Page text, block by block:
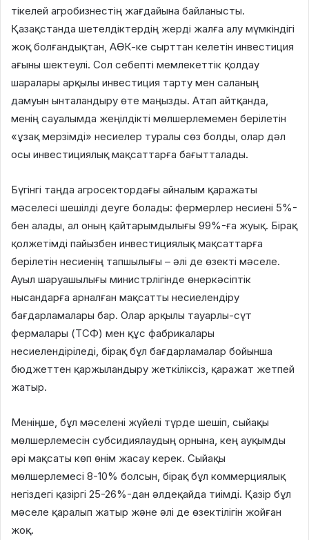
тікелей агробизнестің жағдайына байланысты.
Қазақстанда шетелдіктердің жерді жалға алу мүмкіндігі
жоқ болғандықтан, АӨК-ке сырттан келетін инвестиция
ағыны шектеулі. Сол себепті мемлекеттік қолдау
шаралары арқылы инвестиция тарту мен саланың
дамуын ынталандыру өте маңызды. Атап айтқанда,
менің сауалымда жеңілдікті мөлшерлемемен берілетін
«ұзақ мерзімді» несиелер туралы сөз болды, олар дәл
осы инвестициялық мақсаттарға бағытталады.
Бүгінгі таңда агросектордағы айналым қаражаты
мәселесі шешілді деуге болады: фермерлер несиені 5%-
бен алады, ал оның қайтарымдылығы 99%-ға жуық. Бірақ
қолжетімді пайызбен инвестициялық мақсаттарға
берілетін несиенің тапшылығы – әлі де өзекті мәселе.
Ауыл шаруашылығы министрлігінде өнеркәсіптік
нысандарға арналған мақсатты несиелендіру
бағдарламалары бар. Олар арқылы тауарлы-сүт
фермалары (ТСФ) мен құс фабрикалары
несиелендіріледі, бірақ бұл бағдарламалар бойынша
бюджеттен қаржыландыру жеткіліксіз, қаражат жетпей
жатыр.
Меніңше, бұл мәселені жүйелі түрде шешіп, сыйақы
мөлшерлемесін субсидиялаудың орнына, кең ауқымды
әрі мақсаты көп өнім жасау керек. Сыйақы
мөлшерлемесі 8-10% болсын, бірақ бұл коммерциялық
негіздегі қазіргі 25-26%-дан әлдеқайда тиімді. Қазір бұл
мәселе қаралып жатыр және әлі де өзектілігін жойған
жоқ.